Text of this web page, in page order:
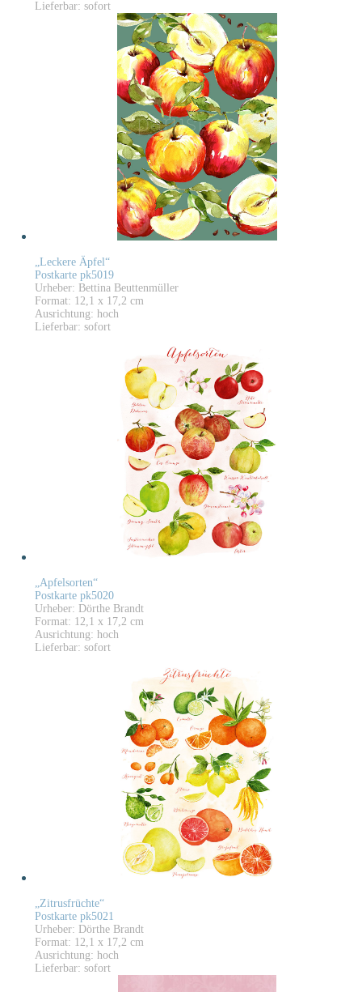
Lieferbar: sofort
„Leckere Äpfel“
Postkarte pk5019
Urheber: Bettina Beuttenmüller
Format: 12,1 x 17,2 cm
Ausrichtung: hoch
Lieferbar: sofort
„Apfelsorten“
Postkarte pk5020
Urheber: Dörthe Brandt
Format: 12,1 x 17,2 cm
Ausrichtung: hoch
Lieferbar: sofort
„Zitrusfrüchte“
Postkarte pk5021
Urheber: Dörthe Brandt
Format: 12,1 x 17,2 cm
Ausrichtung: hoch
Lieferbar: sofort